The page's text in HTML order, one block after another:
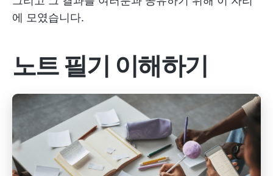
에 모였습니다.
노트 필기 이해하기